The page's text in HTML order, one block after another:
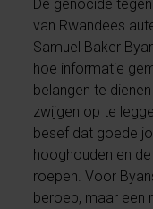
De genocide
van Rwandees
Samuel Baker
hoe informatie
belangen te
zwijgen op te
besef dat goede
hooghouden en
roepen. Voor
beroep, maar een